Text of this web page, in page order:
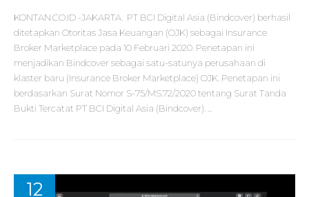
KONTAN.CO.ID -JAKARTA. PT BCI Digital Asia (Bindcover) berhasil
ditetapkan Otoritas Jasa Keuangan (OJK) sebagai Insurance
Broker Marketplace pada 10 Februari 2020. Penetapan ini
menjadikan Bindcover sebagai satu-satunya perusahaan di
klaster baru (Insurance Broker Marketplace) OJK. Penetapan ini
berdasarkan Surat Nomor S-75/MS.72/2020 tentang Surat Tanda
Bukti Tercatat PT BCI Digital Asia (Bindcover). ...
12